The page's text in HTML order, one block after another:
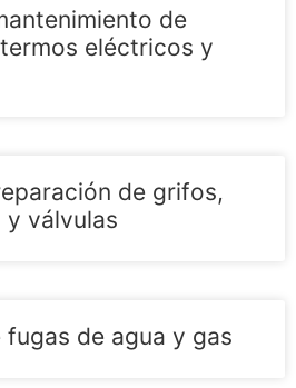
de
eléctricos y
de grifos,
y válvulas
fugas de agua y gas